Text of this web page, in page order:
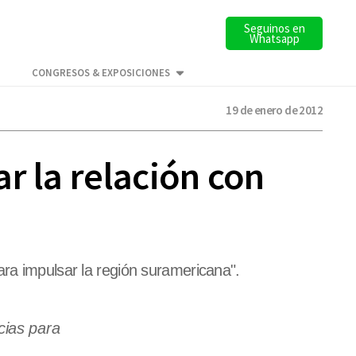
Seguinos en
Whatsapp
CONGRESOS & EXPOSICIONES
19 de enero de 2012
la relación con
impulsar la región suramericana".
para